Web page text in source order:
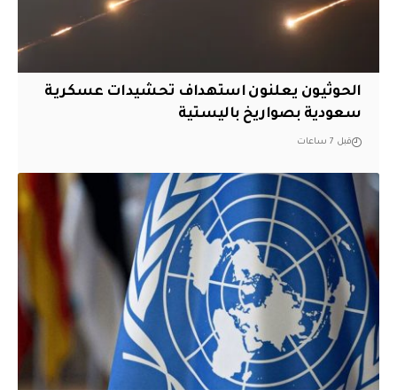
الحوثيون يعلنون استهداف تحشيدات عسكرية
سعودية بصواريخ باليستية
قبل 7 ساعات